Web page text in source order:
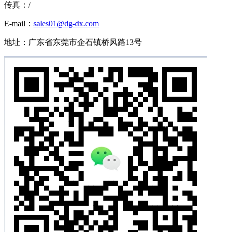
传真：/
E-mail： sales01@dg-dx.com
地址：广东省东莞市企石镇桥风路13号